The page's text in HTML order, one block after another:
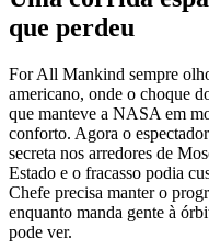
que perdeu
For All Mankind sempre
americano, onde o choque
que manteve a NASA em
conforto. Agora o
secreta nos arredores de
Estado e o fracasso podia
Chefe precisa manter o
enquanto manda gente à
pode ver.